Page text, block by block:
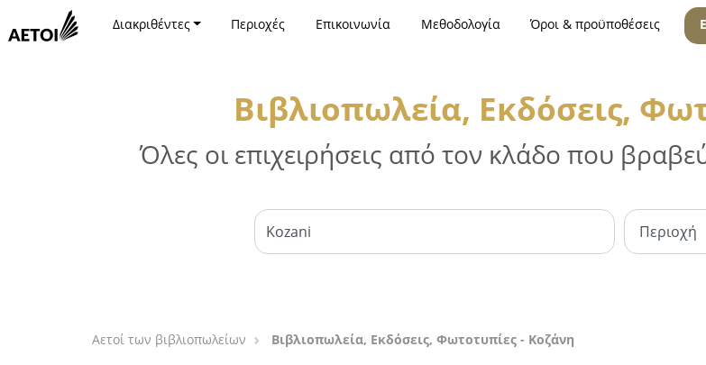
Διακριθέντες Περιοχές Επικοινωνία Μεθοδολογία Όροι & προϋποθέσεις
Βιβλιοπωλεία, Εκδόσεις,
Όλες οι επιχειρήσεις από τον κλάδο που
Αετοί των βιβλιοπωλείων Βιβλιοπωλεία, Εκδόσεις, Φωτοτυπίες - Κοζάνη